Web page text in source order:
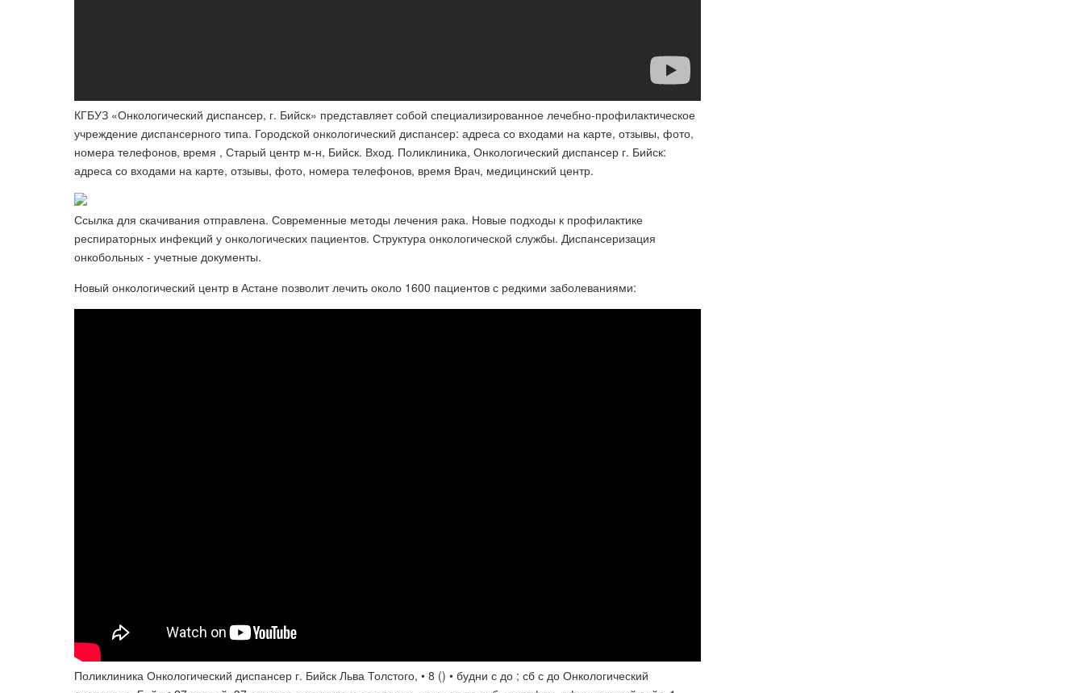
КГБУЗ «Онкологический диспансер, г. Бийск» представляет собой специализированное лечебно-профилактическое
учреждение диспансерного типа. Городской онкологический диспансер: адреса со входами на карте, отзывы, фото,
номера телефонов, время , Старый центр м-н, Бийск. Вход. Поликлиника, Онкологический диспансер г. Бийск:
адреса со входами на карте, отзывы, фото, номера телефонов, время Врач, медицинский центр.
Ссылка для скачивания отправлена. Современные методы лечения рака. Новые подходы к профилактике
респираторных инфекций у онкологических пациентов. Структура онкологической службы. Диспансеризация
онкобольных - учетные документы.
Новый онкологический центр в Астане позволит лечить около 1600 пациентов с редкими заболеваниями:
Поликлиника Онкологический диспансер г. Бийск Льва Толстого, • 8 () • будни с до ; сб с до Онкологический